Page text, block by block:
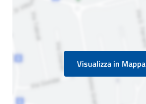
Visualizza in Mappa